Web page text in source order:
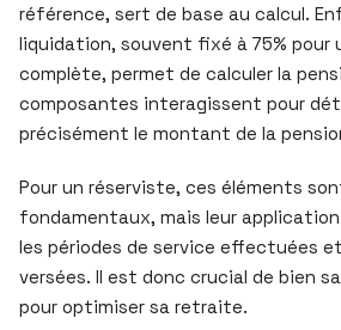
référence, sert de base au calcul.
liquidation, souvent fixé à 75% pour
complète, permet de calculer la
composantes interagissent pour
précisément le montant de la
Pour un réserviste, ces éléments
fondamentaux, mais leur
les périodes de service effectuées
versées. Il est donc crucial de bien
pour optimiser sa retraite.